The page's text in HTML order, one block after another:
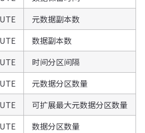
元数据副本数
数据副本数
时间分区间隔
元数据分区数量
可扩展最大元数据分区数量
数据分区数量